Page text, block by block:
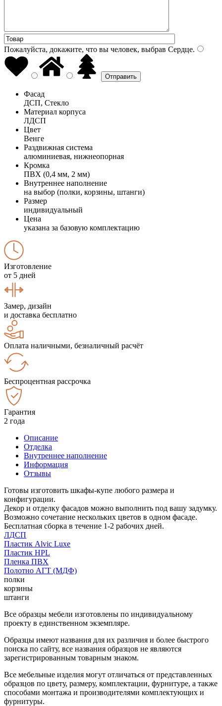
Пожалуйста, докажите, что вы человек, выбрав Сердце.
Фасад
ДСП, Стекло
Материал корпуса
ЛДСП
Цвет
Венге
Раздвижная система
алюминиевая, нижнеопорная
Кромка
ПВХ (0,4 мм, 2 мм)
Внутреннее наполнение
на выбор (полки, корзины, штанги)
Размер
индивидуальный
Цена
указана за базовую комплектацию
Изготовление
от 5 дней
Замер, дизайн
и доставка бесплатно
Оплата наличными, безналичный расчёт
Беспроцентная рассрочка
Гарантия
2 года
Описание
Отделка
Внутреннее наполнение
Информация
Отзывы
Готовы изготовить шкафы-купе любого размера и
конфигурации.
Декор и отделку фасадов можно выполнить под вашу задумку.
Возможно сочетание нескольких цветов в одном фасаде.
Бесплатная сборка в течение 1-2 рабочих дней.
ЛДСП
Пластик Alvic Luxe
Пластик HPL
Пленка ПВХ
Полотно АГТ (МДФ)
полки
корзины
штанги
Все образцы мебели изготовлены по индивидуальному
проекту в единственном экземпляре.
Образцы имеют названия для их различия и более быстрого
поиска по сайту, все названия образцов не являются
зарегистрированным товарным знаком.
Все мебельные изделия могут отличаться от представленных
образцов по цвету, размеру, комплектации, фурнитуре, а также
способами монтажа и производителями комплектующих и
фурнитуры.